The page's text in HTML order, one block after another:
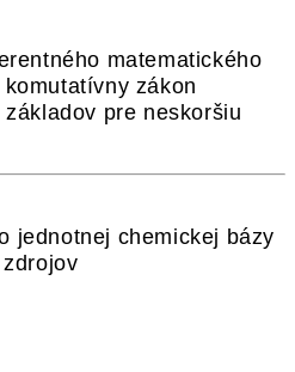
matematického
zákon
pre neskoršiu
jednotnej chemickej bázy